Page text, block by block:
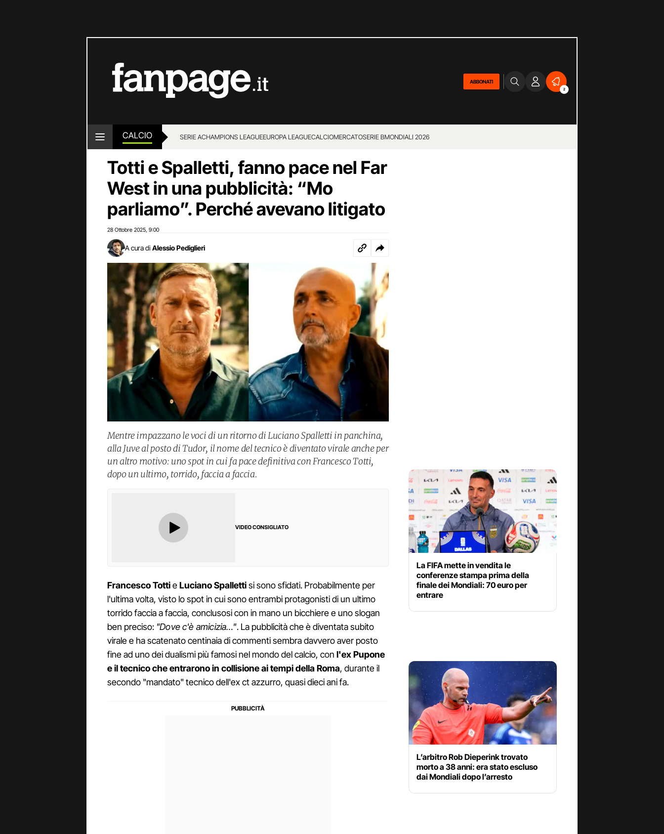
ABBONATI
2
CALCIO SERIE ACHAMPIONS LEAGUEEUROPA LEAGUECALCIOMERCATOSERIE BMONDIALI 2026
Totti e Spalletti, fanno pace nel Far
West in una pubblicità: “Mo
parliamo”. Perché avevano litigato
28 Ottobre 2025 9:00
A cura di Alessio Pediglieri
Mentre impazzano le voci di un ritorno di Luciano Spalletti in panchina,
alla Juve al posto di Tudor, il nome del tecnico è diventato virale anche per
un altro motivo: uno spot in cui fa pace definitiva con Francesco Totti,
dopo un ultimo, torrido, faccia a faccia.
VIDEO CONSIGLIATO
Francesco TottieLuciano Spallettisi sono sfidati. Probabilmente per
l'ultima volta, visto lo spot in cui sono entrambi protagonisti di un ultimo
torrido faccia a faccia, conclusosi con in mano un bicchiere e uno slogan
ben preciso: "Dove c'è amicizia…". La pubblicità che è diventata subito
virale e ha scatenato centinaia di commenti sembra davvero aver posto
fine ad uno dei dualismi più famosi nel mondo del calcio, con l'ex Pupone
e il tecnico che entrarono in collisione ai tempi della Roma, durante il
secondo "mandato" tecnico dell'ex ct azzurro, quasi dieci ani fa.
La FIFA mette in vendita le
conferenze stampa prima della
finale dei Mondiali: 70 euro per
entrare
L’arbitro Rob Dieperink trovato
morto a 38 anni: era stato escluso
dai Mondiali dopo l’arresto